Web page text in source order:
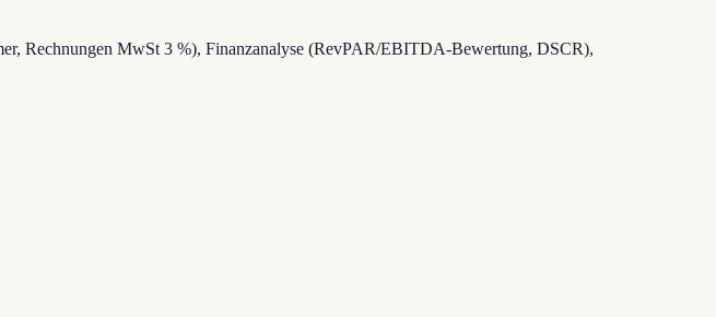
Rechnungen MwSt 3 %), Finanzanalyse (RevPAR/EBITDA-Bewertung, DSCR),